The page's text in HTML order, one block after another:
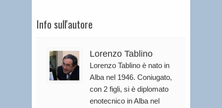
Info sull'autore
Lorenzo Tablino
Lorenzo Tablino è nato in
Alba nel 1946. Coniugato,
con 2 figli, si è diplomato
enotecnico in Alba nel